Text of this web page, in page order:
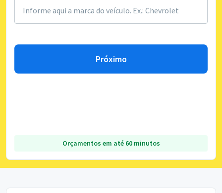
Próximo
Orçamentos em até 60 minutos